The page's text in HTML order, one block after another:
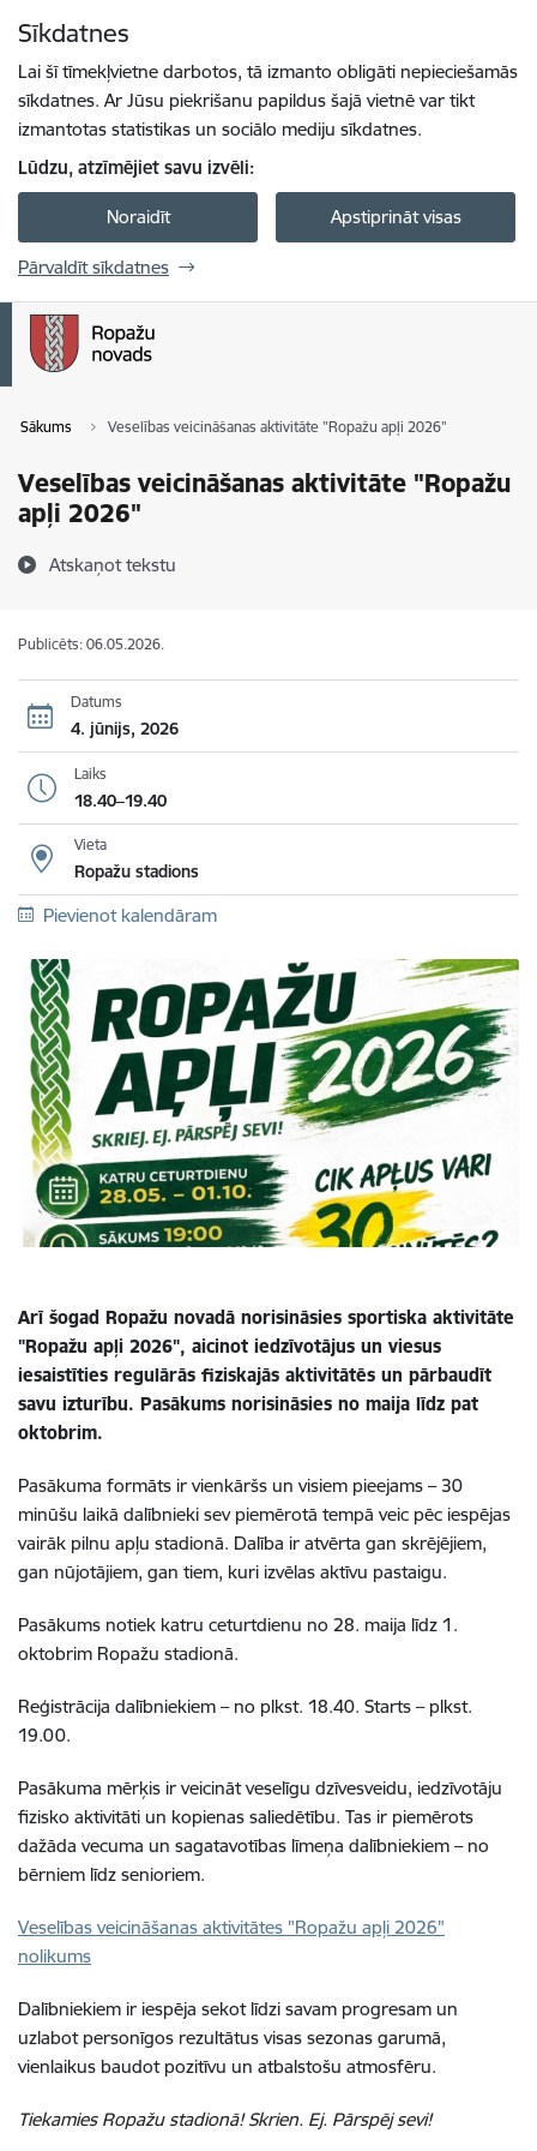
Sīkdatnes
Lai šī tīmekļvietne darbotos, tā izmanto obligāti nepieciešamās
sīkdatnes. Ar Jūsu piekrišanu papildus šajā vietnē var tikt
izmantotas statistikas un sociālo mediju sīkdatnes.
Lūdzu, atzīmējiet savu izvēli:
Noraidīt Apstiprināt visas
Pārvaldīt sīkdatnes
Sākums Veselības veicināšanas aktivitāte "Ropažu apļi 2026"
Veselības veicināšanas aktivitāte "Ropažu
apļi 2026"
Atskaņot tekstu
Publicēts: 06.05.2026.
Datums
4. jūnijs, 2026
Laiks
18.40–19.40
Vieta
Ropažu stadions
Pievienot kalendāram
Arī šogad Ropažu novadā norisināsies sportiska aktivitāte
"Ropažu apļi 2026", aicinot iedzīvotājus un viesus
iesaistīties regulārās fiziskajās aktivitātēs un pārbaudīt
savu izturību. Pasākums norisināsies no maija līdz pat
oktobrim.
Pasākuma formāts ir vienkāršs un visiem pieejams – 30
minūšu laikā dalībnieki sev piemērotā tempā veic pēc iespējas
vairāk pilnu apļu stadionā. Dalība ir atvērta gan skrējējiem,
gan nūjotājiem, gan tiem, kuri izvēlas aktīvu pastaigu.
Pasākums notiek katru ceturtdienu no 28. maija līdz 1.
oktobrim Ropažu stadionā.
Reģistrācija dalībniekiem – no plkst. 18.40. Starts – plkst.
19.00.
Pasākuma mērķis ir veicināt veselīgu dzīvesveidu, iedzīvotāju
fizisko aktivitāti un kopienas saliedētību. Tas ir piemērots
dažāda vecuma un sagatavotības līmeņa dalībniekiem – no
bērniem līdz senioriem.
Veselības veicināšanas aktivitātes "Ropažu apļi 2026"
nolikums
Dalībniekiem ir iespēja sekot līdzi savam progresam un
uzlabot personīgos rezultātus visas sezonas garumā,
vienlaikus baudot pozitīvu un atbalstošu atmosfēru.
Tiekamies Ropažu stadionā! Skrien. Ej. Pārspēj sevi!